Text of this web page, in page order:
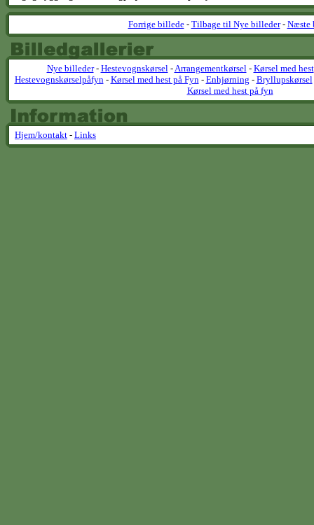
Forrige billede- Tilbage til Nye billeder- Næste
Nye billeder- Hestevognskørsel-Arrangementkørsel- Kørsel med hest
Hestevognskørselpåfyn- Kørsel med hest på Fyn- Enhjørning - Bryllupskørsel
Kørsel med hest på fyn
Hjem/kontakt - Links